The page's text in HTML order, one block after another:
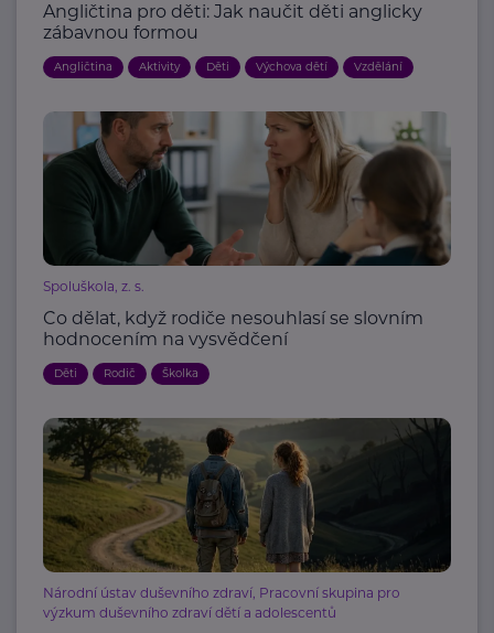
Angličtina pro děti: Jak naučit děti anglicky
zábavnou formou
Angličtina Aktivity Děti Výchova dětí Vzdělání
Spoluškola, z. s.
Co dělat, když rodiče nesouhlasí se slovním
hodnocením na vysvědčení
Děti Rodič Školka
Národní ústav duševního zdraví, Pracovní skupina pro
výzkum duševního zdraví dětí a adolescentů